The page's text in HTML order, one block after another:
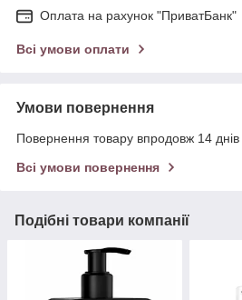
Оплата на рахунок "ПриватБанк"
Всі умови оплати
Умови повернення
Повернення товару впродовж 14 днів
Всі умови повернення
Подібні товари компанії